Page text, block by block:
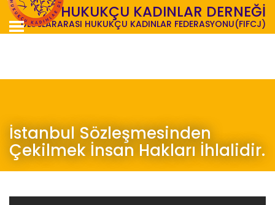
TÜRK HUKUKÇU KADINLAR DERNEĞİ
ULUSLARARASI HUKUKÇU KADINLAR FEDERASYONU(FIFCJ)
İstanbul Sözleşmesinden
Çekilmek İnsan Hakları İhlalidir.